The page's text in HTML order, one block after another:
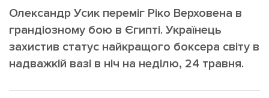
Погляди
Ініціативи
Лонгріди
Зв'язатися з нами
Олександр Усик переміг Ріко Верховена в
грандіозному бою в Єгипті. Українець
захистив статус найкращого боксера світу в
надважкій вазі в ніч на неділю, 24 травня.